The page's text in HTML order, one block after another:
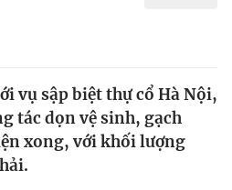
vụ sập biệt thự cổ Hà Nội,
tác dọn vệ sinh, gạch
xong, với khối lượng